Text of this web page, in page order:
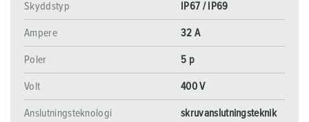
Skyddstyp
IP67 / IP69
Ampere 32 A
Poler 5 p
Volt 400 V
Anslutningsteknologi
skruvanslutningsteknik